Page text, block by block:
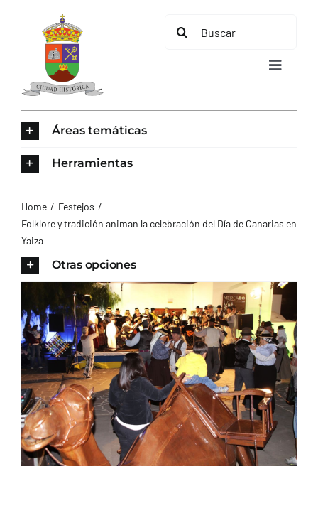
contenido
Buscar:
Toggle
AYUNTAMIENTO
CONTACTO
Áreas temáticas
Herramientas
Home
Festejos
Folklore y tradición animan la celebración del Día de Canarias en
Yaiza
Otras opciones